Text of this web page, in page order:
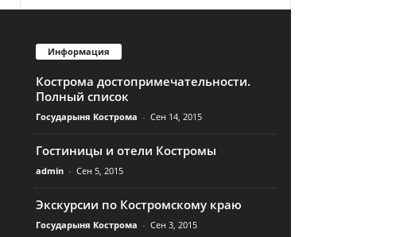
Информация
Кострома достопримечательности.
Полный список
Государыня Кострома - Сен 14, 2015
Гостиницы и отели Костромы
admin - Сен 5, 2015
Экскурсии по Костромскому краю
Государыня Кострома - Сен 3, 2015